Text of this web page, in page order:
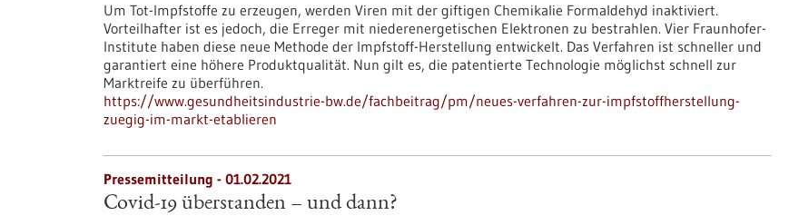
Um Tot-Impfstoffe zu erzeugen, werden Viren mit der giftigen Chemikalie Formaldehyd inaktiviert.
Vorteilhafter ist es jedoch, die Erreger mit niederenergetischen Elektronen zu bestrahlen. Vier Fraunhofer-
Institute haben diese neue Methode der Impfstoff-Herstellung entwickelt. Das Verfahren ist schneller und
garantiert eine höhere Produktqualität. Nun gilt es, die patentierte Technologie möglichst schnell zur
Marktreife zu überführen.
https://www.gesundheitsindustrie-bw.de/fachbeitrag/pm/neues-verfahren-zur-impfstoffherstellung-
zuegig-im-markt-etablieren
Pressemitteilung - 01.02.2021
Covid-19 überstanden – und dann?